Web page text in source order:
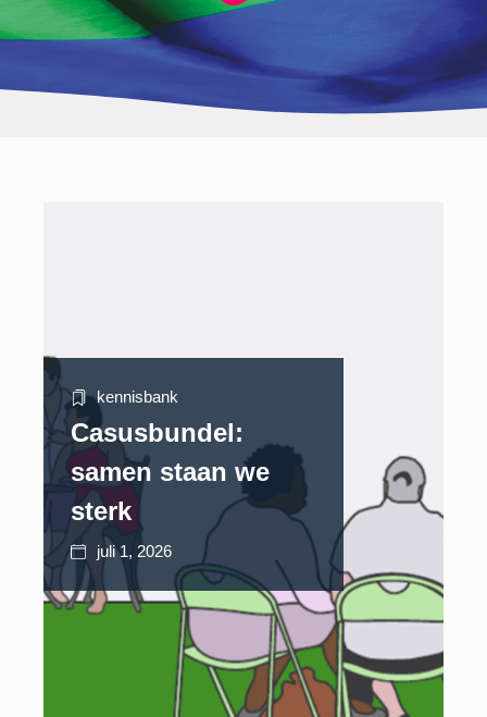
kennisbank
Casusbundel:
samen staan we
sterk
juli 1, 2026